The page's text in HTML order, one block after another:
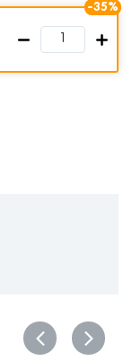
-35%